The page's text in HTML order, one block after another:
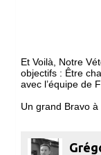
Et Voilà, Notre
objectifs : Être
avec l’équipe de
Un grand Bravo